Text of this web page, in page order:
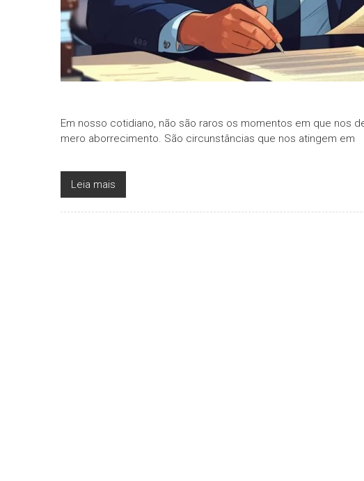
Em nosso cotidiano, não são raros os momentos em que nos
mero aborrecimento. São circunstâncias que nos atingem em
Leia mais